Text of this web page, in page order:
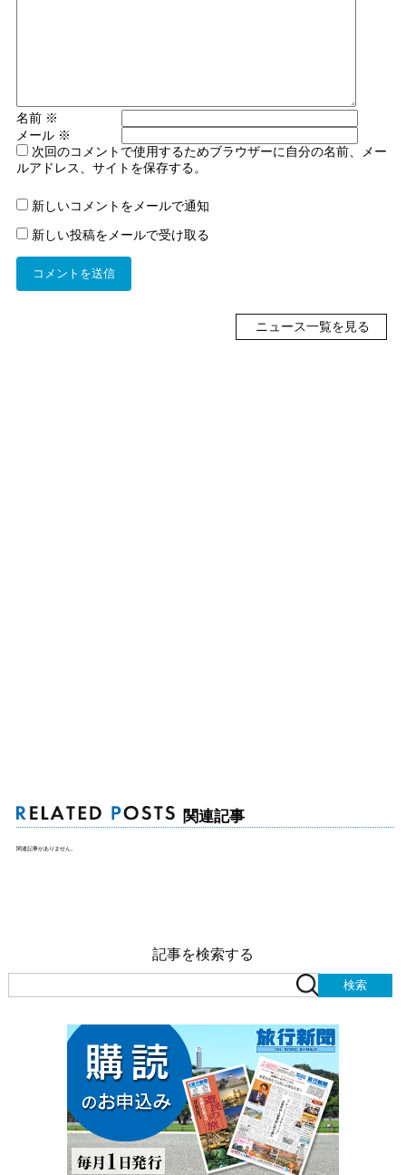
名前 ※
メール ※
次回のコメントで使用するためブラウザーに自分の名前、メー
ルアドレス、サイトを保存する。
新しいコメントをメールで通知
新しい投稿をメールで受け取る
ニュース一覧を見る
関連記事
関連記事がありません。
記事を検索する